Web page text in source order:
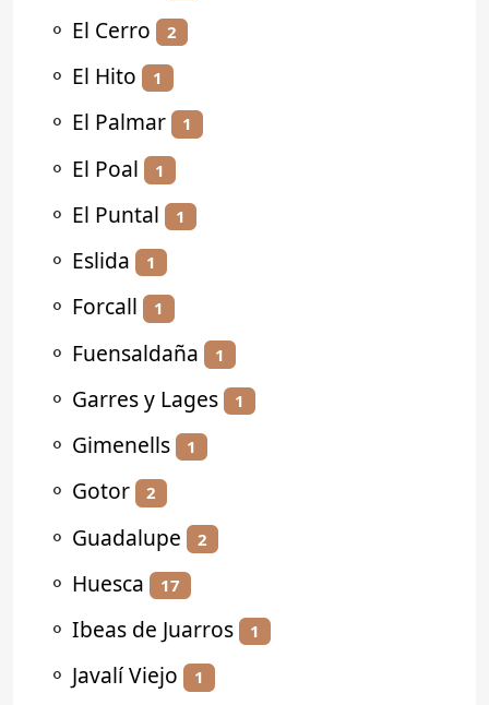
⚬ El Cerro 2
⚬ El Hito 1
⚬ El Palmar 1
⚬ El Poal 1
⚬ El Puntal 1
⚬ Eslida 1
⚬ Forcall 1
⚬ Fuensaldaña 1
⚬ Garres y Lages 1
⚬ Gimenells 1
⚬ Gotor 2
⚬ Guadalupe 2
⚬ Huesca 17
⚬ Ibeas de Juarros 1
⚬ Javalí Viejo 1